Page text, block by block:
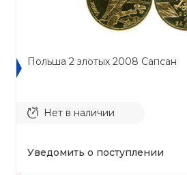
Польша 2 злотых 2008 Сапсан
Нет в наличии
Уведомить о поступлении